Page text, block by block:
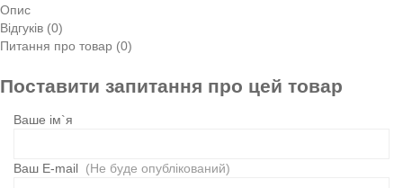
Опис
Відгуків (0)
Питання про товар (0)
Поставити запитання про цей товар
Ваше ім`я
Ваш E-mail (Не буде опублікований)